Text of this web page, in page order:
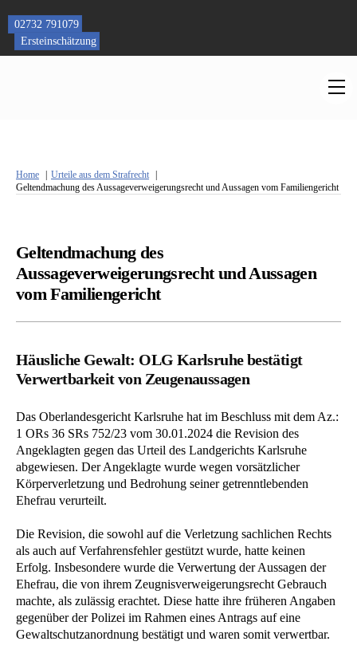
content
02732 791079
Ersteinschätzung
Home
Urteile aus dem Strafrecht
Geltendmachung des Aussageverweigerungsrecht und Aussagen vom Familiengericht
Geltendmachung des
Aussageverweigerungsrecht und Aussagen
vom Familiengericht
Häusliche Gewalt: OLG Karlsruhe bestätigt
Verwertbarkeit von Zeugenaussagen
Das Oberlandesgericht Karlsruhe hat im Beschluss mit dem Az.:
1 ORs 36 SRs 752/23 vom 30.01.2024 die Revision des
Angeklagten gegen das Urteil des Landgerichts Karlsruhe
abgewiesen. Der Angeklagte wurde wegen vorsätzlicher
Körperverletzung und Bedrohung seiner getrenntlebenden
Ehefrau verurteilt.
Die Revision, die sowohl auf die Verletzung sachlichen Rechts
als auch auf Verfahrensfehler gestützt wurde, hatte keinen
Erfolg. Insbesondere wurde die Verwertung der Aussagen der
Ehefrau, die von ihrem Zeugnisverweigerungsrecht Gebrauch
machte, als zulässig erachtet. Diese hatte ihre früheren Angaben
gegenüber der Polizei im Rahmen eines Antrags auf eine
Gewaltschutzanordnung bestätigt und waren somit verwertbar.